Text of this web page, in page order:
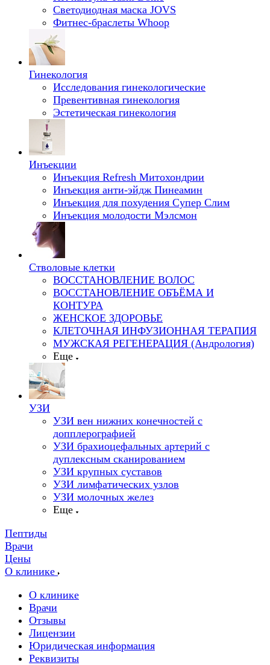
Светодиодная маска JOVS
Фитнес-браслеты Whoop
Гинекология
Исследования гинекологические
Превентивная гинекология
Эстетическая гинекология
Инъекции
Инъекция Refresh Митохондрии
Инъекция анти-эйдж Пинеамин
Инъекция для похудения Супер Слим
Инъекция молодости Мэлсмон
Стволовые клетки
ВОССТАНОВЛЕНИЕ ВОЛОС
ВОССТАНОВЛЕНИЕ ОБЪЁМА И
КОНТУРА
ЖЕНСКОЕ ЗДОРОВЬЕ
КЛЕТОЧНАЯ ИНФУЗИОННАЯ ТЕРАПИЯ
МУЖСКАЯ РЕГЕНЕРАЦИЯ (Андрология)
Еще
УЗИ
УЗИ вен нижних конечностей с
допплерографией
УЗИ брахиоцефальных артерий с
дуплексным сканированием
УЗИ крупных суставов
УЗИ лимфатических узлов
УЗИ молочных желез
Еще
Пептиды
Врачи
Цены
О клинике
О клинике
Врачи
Отзывы
Лицензии
Юридическая информация
Реквизиты